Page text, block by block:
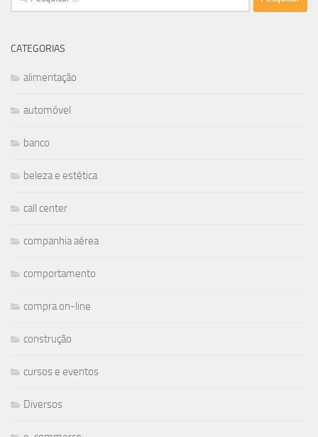
por:
CATEGORIAS
alimentação
automóvel
banco
beleza e estética
call center
companhia aérea
comportamento
compra on-line
construção
cursos e eventos
Diversos